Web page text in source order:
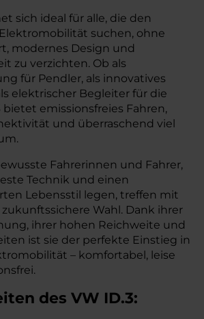
sich ideal für alle, die den
suchen, ohne
modernes Design und
zu verzichten. Ob als
für Pendler, als innovatives
elektrischer Begleiter für die
bietet emissionsfreies Fahren,
und überraschend viel
Fahrerinnen und Fahrer,
Technik und einen
Lebensstil legen, treffen mit
zukunftssichere Wahl. Dank ihrer
ihrer hohen Reichweite und
ist sie der perfekte Einstieg in
– komfortabel, leise
des VW ID.3: